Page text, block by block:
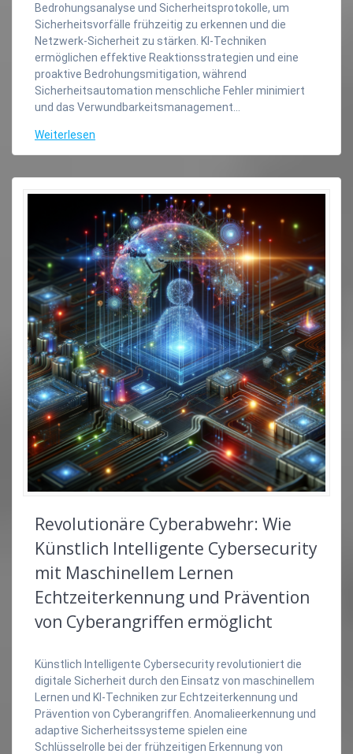
Bedrohungsanalyse und Sicherheitsprotokolle, um
Sicherheitsvorfälle frühzeitig zu erkennen und die
Netzwerk-Sicherheit zu stärken. KI-Techniken
ermöglichen effektive Reaktionsstrategien und eine
proaktive Bedrohungsmitigation, während
Sicherheitsautomation menschliche Fehler minimiert
und das Verwundbarkeitsmanagement…
Weiterlesen
Revolutionäre Cyberabwehr: Wie
Künstlich Intelligente Cybersecurity
mit Maschinellem Lernen
Echtzeiterkennung und Prävention
von Cyberangriffen ermöglicht
Künstlich Intelligente Cybersecurity revolutioniert die
digitale Sicherheit durch den Einsatz von maschinellem
Lernen und KI-Techniken zur Echtzeiterkennung und
Prävention von Cyberangriffen. Anomalieerkennung und
adaptive Sicherheitssysteme spielen eine
Schlüsselrolle bei der frühzeitigen Erkennung von